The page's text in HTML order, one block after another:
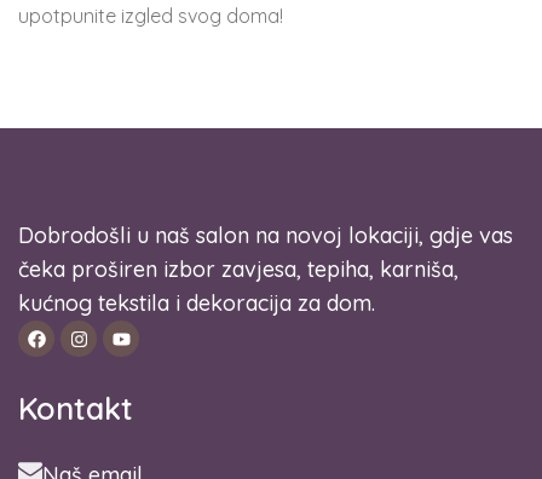
upotpunite izgled svog doma!
Dobrodošli u naš salon na novoj lokaciji, gdje vas
čeka proširen izbor zavjesa, tepiha, karniša,
kućnog tekstila i dekoracija za dom.
Kontakt